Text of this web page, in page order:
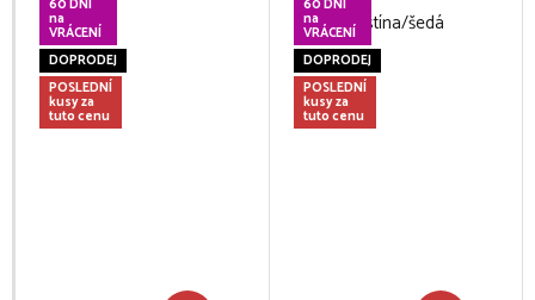
60 DNÍ
na
VRÁCENÍ
DOPRODEJ
POSLEDNÍ
kusy za
tuto cenu
60 DNÍ
na
VRÁCENÍ
DOPRODEJ
POSLEDNÍ
kusy za
tuto cenu